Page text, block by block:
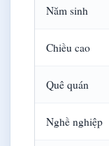
Năm sinh
Chiều cao
Quê quán
Nghề nghiệp